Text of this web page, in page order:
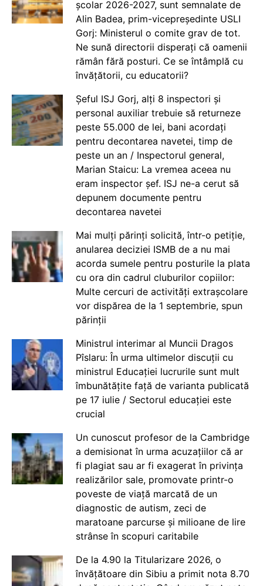
școlar 2026-2027, sunt semnalate de
Alin Badea, prim-vicepreședinte USLI
Gorj: Ministerul o comite grav de tot.
Ne sună directorii disperați că oamenii
rămân fără posturi. Ce se întâmplă cu
învățătorii, cu educatorii?
Șeful ISJ Gorj, alți 8 inspectori și
personal auxiliar trebuie să returneze
peste 55.000 de lei, bani acordați
pentru decontarea navetei, timp de
peste un an / Inspectorul general,
Marian Staicu: La vremea aceea nu
eram inspector șef. ISJ ne-a cerut să
depunem documente pentru
decontarea navetei
Mai mulți părinți solicită, într-o petiție,
anularea deciziei ISMB de a nu mai
acorda sumele pentru posturile la plata
cu ora din cadrul cluburilor copiilor:
Multe cercuri de activități extrașcolare
vor dispărea de la 1 septembrie, spun
părinții
Ministrul interimar al Muncii Dragos
Pîslaru: În urma ultimelor discuții cu
ministrul Educației lucrurile sunt mult
îmbunătățite față de varianta publicată
pe 17 iulie / Sectorul educației este
crucial
Un cunoscut profesor de la Cambridge
a demisionat în urma acuzațiilor că ar
fi plagiat sau ar fi exagerat în privința
realizărilor sale, promovate printr-o
poveste de viață marcată de un
diagnostic de autism, zeci de
maratoane parcurse și milioane de lire
strânse în scopuri caritabile
De la 4.90 la Titularizare 2026, o
învățătoare din Sibiu a primit nota 8.70